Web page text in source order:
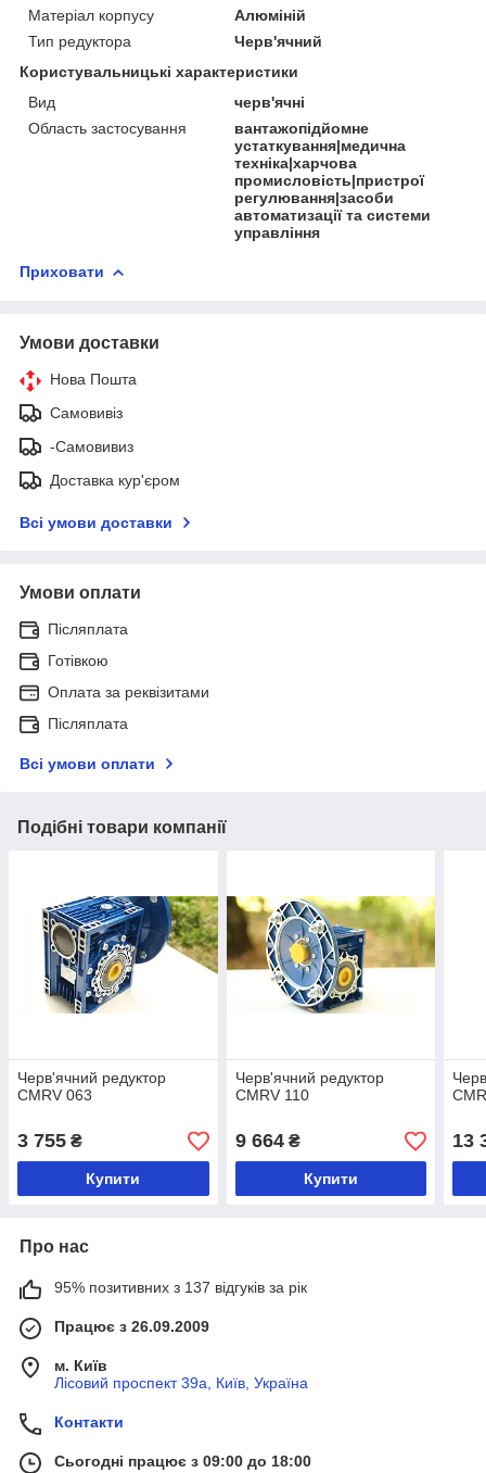
Матеріал корпусу
Алюміній
Тип редуктора
Черв'ячний
Користувальницькі характеристики
Вид
черв'ячні
Область застосування
вантажопідйомне
устаткування|медична
техніка|харчова
промисловість|пристрої
регулювання|засоби
автоматизації та системи
управління
Приховати
Умови доставки
Нова Пошта
Самовивіз
-Самовивиз
Доставка кур'єром
Всі умови доставки
Умови оплати
Післяплата
Готівкою
Оплата за реквізитами
Післяплата
Всі умови оплати
Подібні товари компанії
Черв'ячний редуктор
CMRV 063
3 755 ₴
Купити
Черв'ячний редуктор
CMRV 110
9 664₴
Купити
13
Про нас
95% позитивних з 137 відгуків за рік
Працює з 26.09.2009
м. Київ
Лісовий проспект 39а, Київ, Україна
Контакти
Сьогодні працює з 09:00 до 18:00